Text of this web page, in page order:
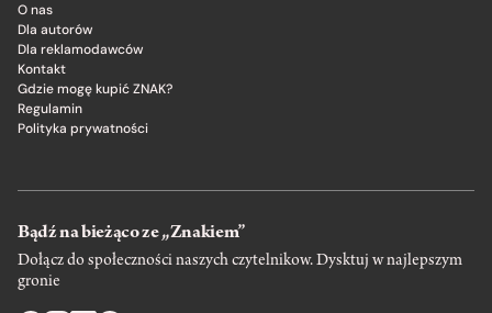
O nas
Dla autorów
Dla reklamodawców
Kontakt
Gdzie mogę kupić ZNAK?
Regulamin
Polityka prywatności
Bądź na bieżąco ze „Znakiem”
Dołącz do społeczności naszych czytelnikow. Dysktuj w najlepszym
gronie